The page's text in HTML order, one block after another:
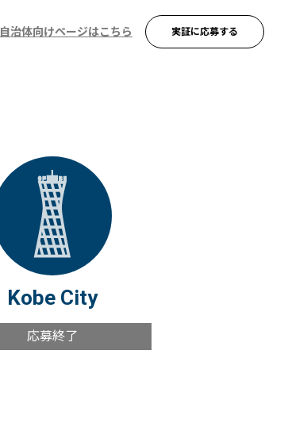
自治体向けページはこちら 実証に応募する
Kobe City
応募終了